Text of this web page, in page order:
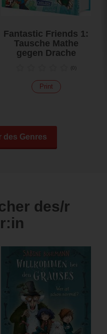
Fantastic Friends 1:
Tausche Mathe
gegen Drache
(0)
Print
des Genres
des/r